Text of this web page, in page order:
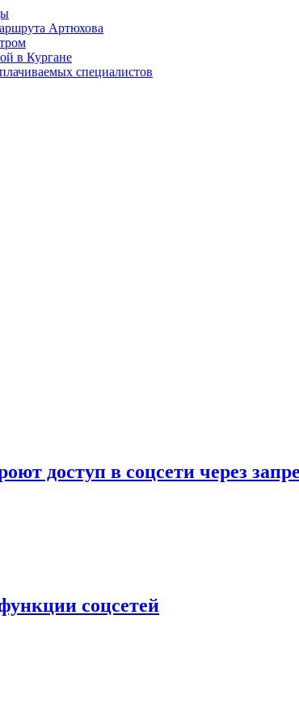
Артюхова
в Кургане
специалистов
доступ в соцсети через
соцсетей